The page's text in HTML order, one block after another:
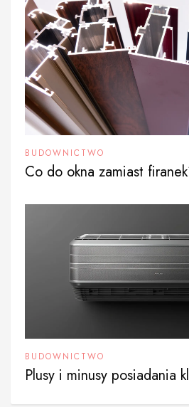
BUDOWNICTWO
Co do okna zamiast
BUDOWNICTWO
Plusy i minusy posiadania